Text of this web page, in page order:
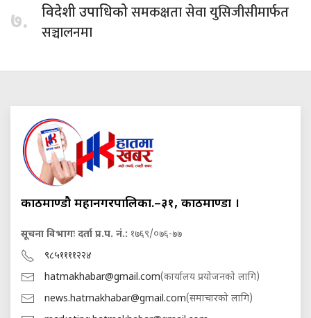
७. विदेशी उपाधिकोसमकक्षता सेवा युसिजीसीमार्फत
सञ्चालनमा
काठमाण्डौ महानगरपालिका.–३१, काठमाण्डौं ।
सूचना विभागः दर्ता प्र.प. नं.: १७६९/०७६-७७
९८५११११२२४
hatmakhabar@gmail.com(कार्यालय प्रयोजनको लागि)
news.hatmakhabar@gmail.com(समाचारको लागि)